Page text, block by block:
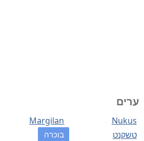
ערים
Margilan
Nukus
בוכרה
טשקנט